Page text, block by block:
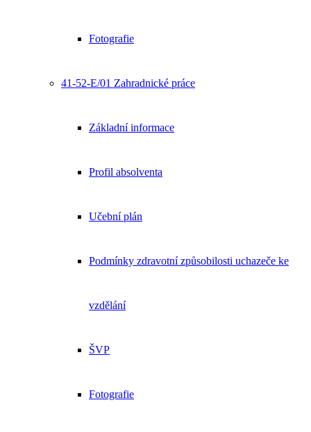
Fotografie
41-52-E/01 Zahradnické práce
Základní informace
Profil absolventa
Učební plán
Podmínky zdravotní způsobilosti uchazeče ke
vzdělání
ŠVP
Fotografie